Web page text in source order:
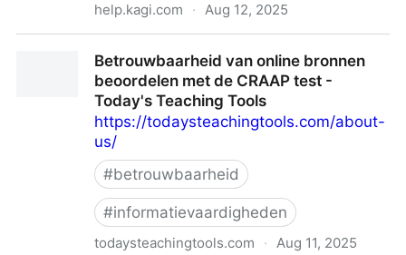
help.kagi.com · Aug 12, 2025
Betrouwbaarheid van online bronnen
beoordelen met de CRAAP test -
Today's Teaching Tools
https://todaysteachingtools.com/about-
us/
#betrouwbaarheid
#informatievaardigheden
todaysteachingtools.com · Aug 11, 2025